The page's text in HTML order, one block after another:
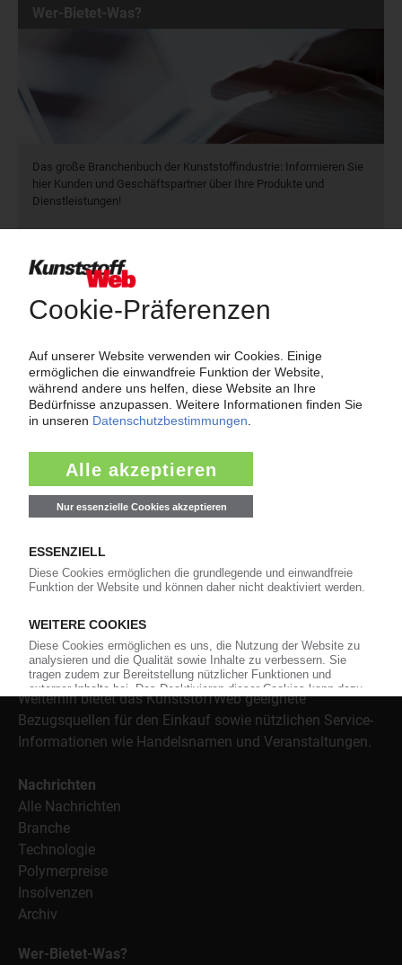
Wer-Bietet-Was?
Das große Branchenbuch der Kunststoffindustrie: Informieren Sie
hier Kunden und Geschäftspartner über Ihre Produkte und
Dienstleistungen!
Produkt- und Firmensuche
Über das KunststoffWeb
versorgt das KunststoffWeb bereits seit 1996 die Fach-
und Führungskräfte der Branche mit täglichen
Nachrichten rund um das Thema "Kunststoffe". Im Fokus
Kunststoffe sowie Märkte, Unternehmen, Produkte,
Material, Anwendungen und Verpackungen.
Weiterhin bietet das KunststoffWeb geeignete
Bezugsquellen für den Einkauf sowie nützlichen Service-
Informationen wie Handelsnamen und Veranstaltungen.
Nachrichten
Alle Nachrichten
Branche
Technologie
Polymerpreise
Insolvenzen
Archiv
Wer-Bietet-Was?